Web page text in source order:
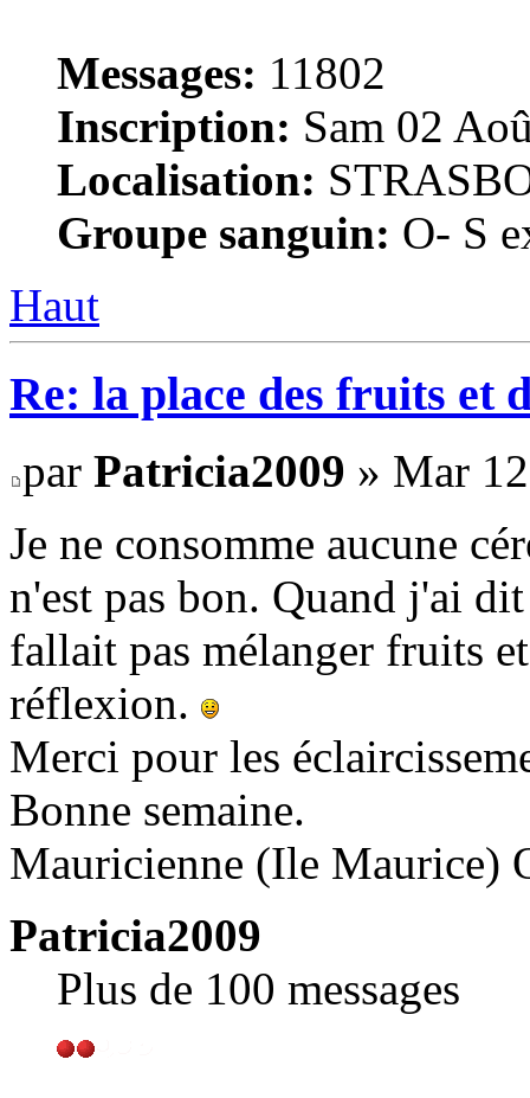
Messages: 11802
Inscription: Sam 02
Localisation:
Groupe sanguin: O- S
Haut
Re: la place des fruits et
par Patricia2009 » Mar
Je ne consomme aucune
n'est pas bon. Quand j'ai
fallait pas mélanger fruits
réflexion.
Merci pour les
Bonne semaine.
Mauricienne (Ile Maurice)
Patricia2009
Plus de 100 messages